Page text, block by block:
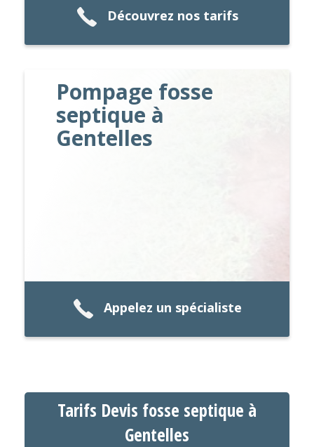
Découvrez nos tarifs
Pompage fosse
septique à
Gentelles
Appelez un spécialiste
Tarifs Devis fosse septique à
Gentelles